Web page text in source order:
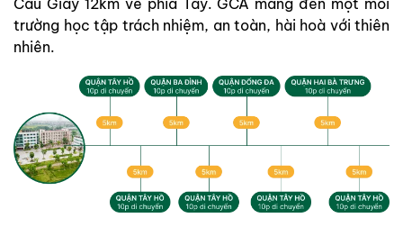
Cầu Giấy 12km về phía Tây. GCA mang đến một môi
trường học tập trách nhiệm, an toàn, hài hoà với thiên
nhiên.